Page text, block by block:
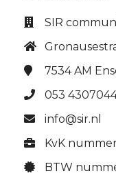
SIR
7534 AM
053
info@sir.nl
KvK
BTW